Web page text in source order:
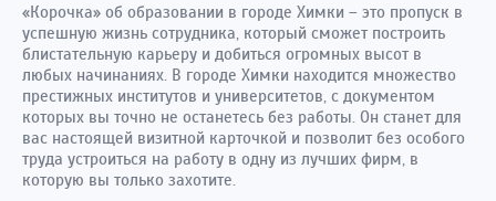
«Корочка» об образовании в городе Химки – это пропуск в
успешную жизнь сотрудника, который сможет построить
блистательную карьеру и добиться огромных высот в
любых начинаниях. В городе Химки находится множество
престижных институтов и университетов, с документом
которых вы точно не останетесь без работы. Он станет для
вас настоящей визитной карточкой и позволит без особого
труда устроиться на работу в одну из лучших фирм, в
которую вы только захотите.